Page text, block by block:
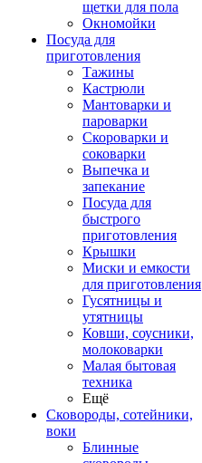
щетки для пола
Окномойки
Посуда для
приготовления
Тажины
Кастрюли
Мантоварки и
пароварки
Скороварки и
соковарки
Выпечка и
запекание
Посуда для
быстрого
приготовления
Крышки
Миски и емкости
для приготовления
Гусятницы и
утятницы
Ковши, соусники,
молоковарки
Малая бытовая
техника
Ещё
Сковороды, сотейники,
воки
Блинные